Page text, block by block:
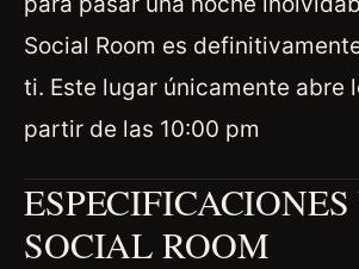
Social Room es
ti. Este lugar únicamente abre
partir de las 10:00 pm
SOCIAL ROOM